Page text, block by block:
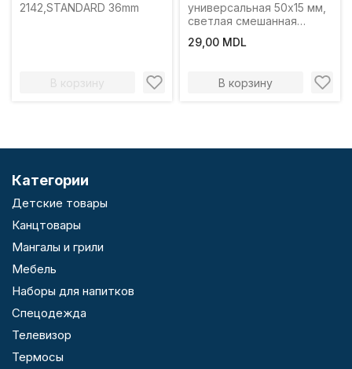
2142,STANDARD 36mm
В корзину
универсальная 50х15 мм,
светлая смешанная
770-050
29,00 MDL
В корзину
Категории
Детские товары
Канцтовары
Мангалы и грили
Мебель
Наборы для напитков
Спецодежда
Телевизор
Термосы